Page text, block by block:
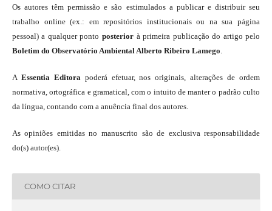
Os autores têm permissão e são estimulados a publicar e distribuir seu
trabalho online (ex.: em repositórios institucionais ou na sua página
pessoal) a qualquer ponto posterior à primeira publicação do artigo pelo
Boletim do Observatório Ambiental Alberto Ribeiro Lamego
A Essentia Editora poderá efetuar, nos originais, alterações de ordem
normativa, ortográfica e gramatical, com o intuito de manter o padrão culto
da língua, contando com a anuência final dos autores.
As opiniões emitidas no manuscrito são de exclusiva responsabilidade
do(s) autor(es).
COMO CITAR